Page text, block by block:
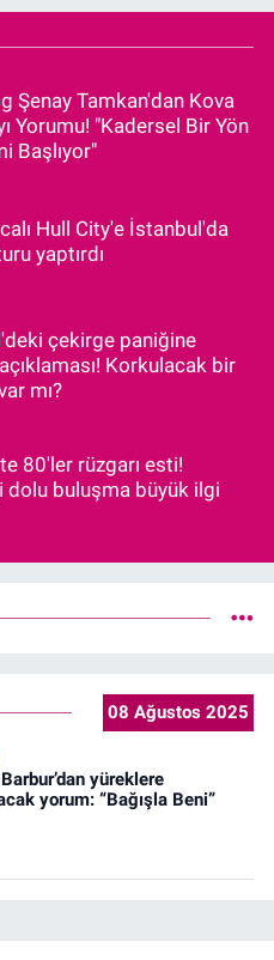
Şenay Tamkan'dan Kova
Yorumu! "Kadersel Bir Yön
Başlıyor"
Hull City'e İstanbul'da
yaptırdı
çekirge paniğine
Korkulacak bir
mı?
80'ler rüzgarı esti!
dolu buluşma büyük ilgi
08 Ağustos 2025
yüreklere
yorum: “Bağışla Beni”